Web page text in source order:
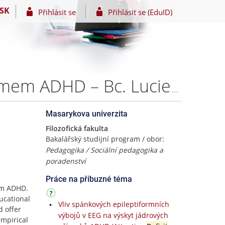
SK Přihlásit se Přihlásit se (EduID)
Pomoc a podpora rodin při výchově dítěte se syndromem ADHD – Bc. Lucie Hegrová
ADHD.
offer
Masarykova univerzita
Filozofická fakulta
Bakalářský studijní program / obor:
Pedagogika / Sociální pedagogika a
poradenství
Práce na příbuzné téma
Vliv spánkových epileptiformních
výbojů v EEG na výskyt jádrových